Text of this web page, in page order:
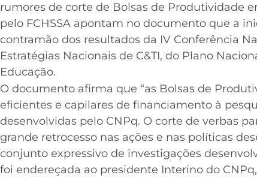
rumores de corte de Bolsas de Produtividade
pelo FCHSSA apontam no documento que a
contramão dos resultados da IV Conferência
Estratégias Nacionais de C&TI, do Plano
Educação.
O documento afirma que “as Bolsas de
eficientes e capilares de financiamento à
desenvolvidas pelo CNPq. O corte de verbas
grande retrocesso nas ações e nas políticas
conjunto expressivo de investigações
foi endereçada ao presidente Interino do